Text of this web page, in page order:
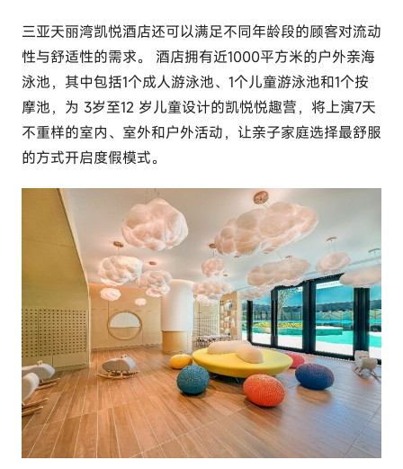
三亚天丽湾凯悦酒店还可以满足不同年龄段的顾客对流动
性与舒适性的需求。 酒店拥有近1000平方米的户外亲海
泳池，其中包括1个成人游泳池、1个儿童游泳池和1个按
摩池，为 3岁至12 岁儿童设计的凯悦悦趣营，将上演7天
不重样的室内、室外和户外活动，让亲子家庭选择最舒服
的方式开启度假模式。